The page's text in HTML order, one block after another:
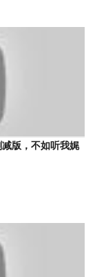
版，不如听我娓